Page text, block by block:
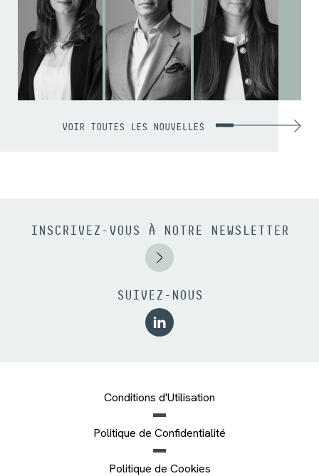
VOIR TOUTES LES NOUVELLES
INSCRIVEZ-VOUS À NOTRE NEWSLETTER
SUIVEZ-NOUS
Conditions d'Utilisation
Politique de Confidentialité
Politique de Cookies